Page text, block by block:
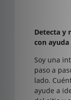
Detecta y
con ayuda
Soy una
paso a
lado.
ayude a